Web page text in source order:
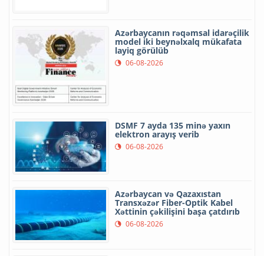
Azərbaycanın rəqəmsal idarəçilik
model iki beynəlxalq mükafata
layiq görülüb
06-08-2026
DSMF 7 ayda 135 minə yaxın
elektron arayış verib
06-08-2026
Azərbaycan və Qazaxıstan
Transxəzər Fiber-Optik Kabel
Xəttinin çəkilişini başa çatdırıb
06-08-2026